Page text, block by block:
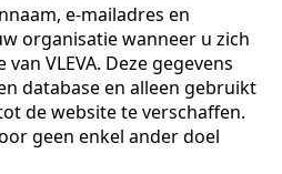
e-mailadres en
organisatie wanneer u zich
VLEVA. Deze gegevens
database en alleen gebruikt
de website te verschaffen.
geen enkel ander doel